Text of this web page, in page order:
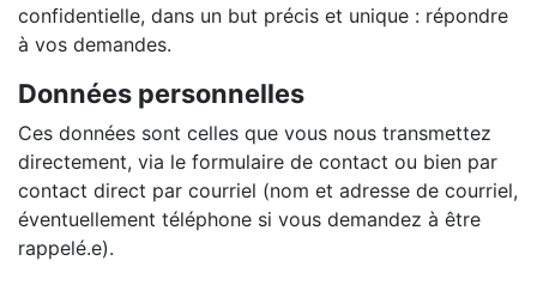
confidentielle, dans un but précis et unique : répondre
à vos demandes.
Données personnelles
Ces données sont celles que vous nous transmettez
directement, via le formulaire de contact ou bien par
contact direct par courriel (nom et adresse de courriel,
éventuellement téléphone si vous demandez à être
rappelé.e).